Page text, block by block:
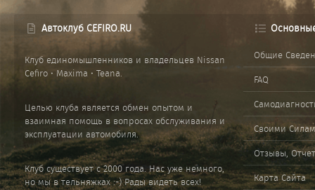
Автоклуб CEFIRO.RU
Клуб единомышленников и владельцев Nissan
Cefiro • Maxima • Teana.
Целью клуба является обмен опытом и
взаимная помощь в вопросах обслуживания и
эксплуатации автомобиля.
Клуб существует с 2000 года. Нас уже немного,
но мы в тельняжках :-) Рады видеть всех!
Общие
FAQ
Своими
Отзывы,
Карта Сайта